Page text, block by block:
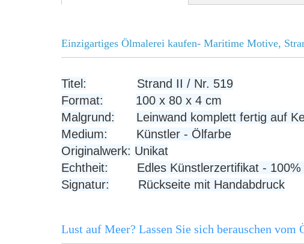
Einzigartiges Ölmalerei kaufen- Maritime Motive,
Titel:
Strand II / Nr. 519
Format:
100 x 80 x 4 cm
Malgrund:
Leinwand komplett fertig auf
Medium:
Künstler - Ölfarbe
Originalwerk: Unikat
Echtheit:
Edles Künstlerzertifikat -
Signatur:
Rückseite mit Handabdruck
Lust auf Meer? Lassen Sie sich berauschen